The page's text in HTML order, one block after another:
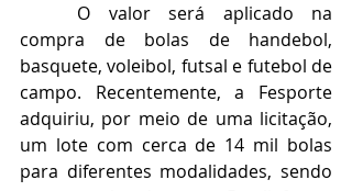
compra de bolas de handebol,
basquete, voleibol, futsal e futebol de
campo. Recentemente, a Fesporte
adquiriu, por meio de uma licitação,
um lote com cerca de 14 mil bolas
para diferentes modalidades, sendo